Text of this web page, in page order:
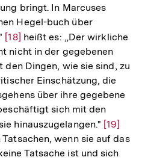
bringt. In Marcuses
Hegel-buch über
Zur
Auflösung
der
Fußnote
[18] heißt es: „Der wirkliche
nicht in der gegebenen
Dingen, wie sie sind, zu
Einschätzung, die
über ihre gegebene
sich mit den
hinauszugelangen." Zur
der
[19]
wenn sie auf das
Tatsache ist und sichZum